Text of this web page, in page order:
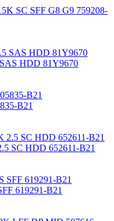
SC SFF G8 G9 759208-
HDD 81Y9670
B21
SC HDD 652611-B21
619291-B21